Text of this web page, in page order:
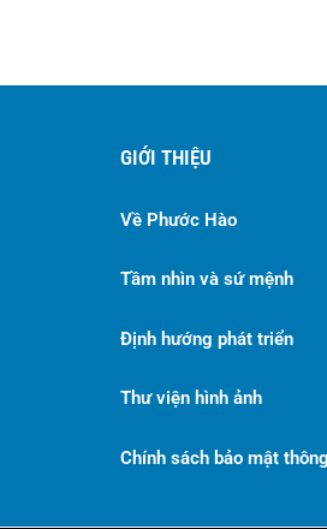
GIỚI THIỆU
Về Phước Hào
Tầm nhìn và sứ mệnh
Định hướng phát triển
Thư viện hình ảnh
Chính sách bảo mật